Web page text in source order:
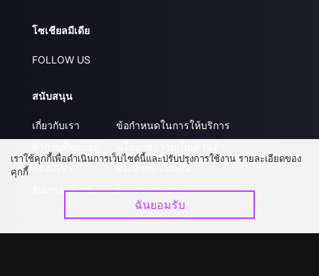
โซเชียลมีเดีย
FOLLOW US
สนับสนุน
เกี่ยวกับเรา
ติดต่อเรา
อัปเกรด วีไอพี
ข้อกำหนดในการให้บริการ
ส่งผลงานของคุณ
ร่วมงานกับเรา
เราใช้คุกกี้เพื่อดำเนินการเว็บไซต์นี้และปรับปรุงการใช้งาน รายละเอียดของ
คุกกี้
ฉันยอมรับ